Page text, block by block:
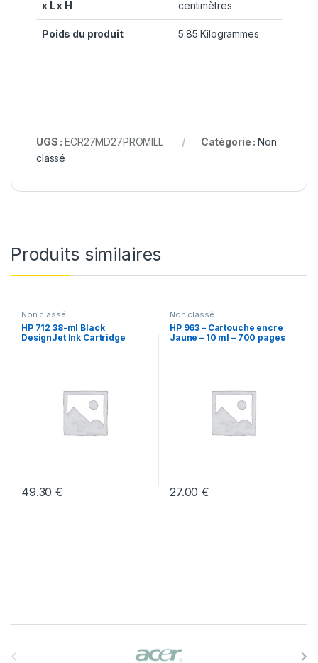
x L x H
centimètres
Poids du produit 5.85 Kilogrammes
UGS :ECR27MD27PROMILL Catégorie : Non
classé
Produits similaires
Non classé
HP 712 38-ml Black
DesignJet Ink Cartridge
49.30€
Non classé
HP 963 – Cartouche encre
Jaune – 10 ml – 700 pages
27.00€